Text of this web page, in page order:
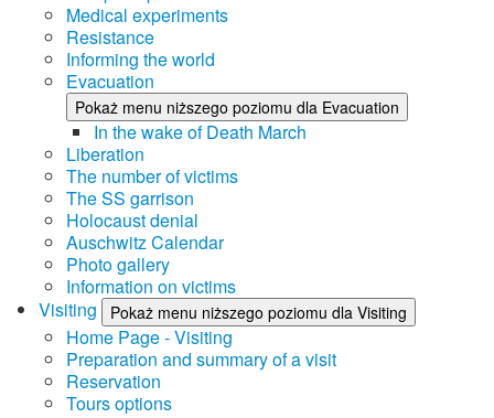
Medical experiments
Resistance
Informing the world
Evacuation
Pokaż menu niższego poziomu dla Evacuation
In the wake of Death March
Liberation
The number of victims
The SS garrison
Holocaust denial
Auschwitz Calendar
Photo gallery
Information on victims
Visiting
Pokaż menu niższego poziomu dla Visiting
Home Page - Visiting
Preparation and summary of a visit
Reservation
Tours options